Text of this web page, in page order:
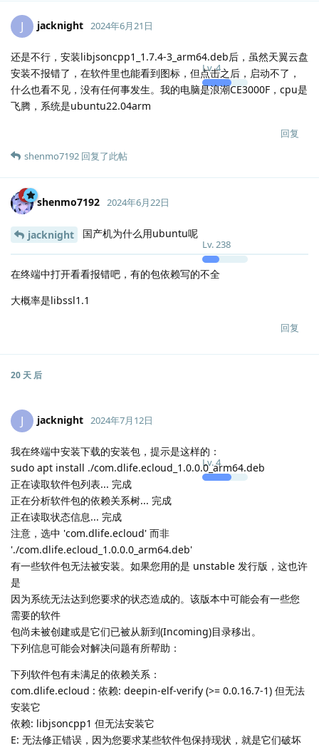
J jacknight
Lv.4
2024年6月21日
还是不行，安装libjsoncpp1_1.7.4-3_arm64.deb后，虽然天翼云盘
安装不报错了，在软件里也能看到图标，但点击之后，启动不了，
什么也看不见，没有任何事发生。我的电脑是浪潮CE3000F，cpu是
飞腾，系统是ubuntu22.04arm
回复
shenmo7192 回复了此帖
shenmo7192
Lv.238
2024年6月22日
jacknight 国产机为什么用ubuntu呢
在终端中打开看看报错吧，有的包依赖写的不全
大概率是libssl1.1
回复
20 天 后
J jacknight
Lv.4
2024年7月12日
我在终端中安装下载的安装包，提示是这样的：
sudo apt install ./com.dlife.ecloud_1.0.0.0_arm64.deb
正在读取软件包列表... 完成
正在分析软件包的依赖关系树... 完成
正在读取状态信息... 完成
注意，选中 'com.dlife.ecloud' 而非
'./com.dlife.ecloud_1.0.0.0_arm64.deb'
有一些软件包无法被安装。如果您用的是 unstable 发行版，这也许
是
因为系统无法达到您要求的状态造成的。该版本中可能会有一些您
需要的软件
包尚未被创建或是它们已被从新到(Incoming)目录移出。
下列信息可能会对解决问题有所帮助：
下列软件包有未满足的依赖关系：
com.dlife.ecloud : 依赖: deepin-elf-verify (>= 0.0.16.7-1) 但无法
安装它
依赖: libjsoncpp1 但无法安装它
E: 无法修正错误，因为您要求某些软件包保持现状，就是它们破坏